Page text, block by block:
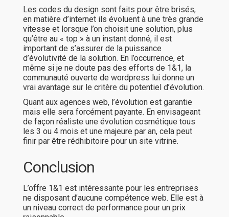
Les codes du design sont faits pour être brisés,
en matière d’internet ils évoluent à une très grande
vitesse et lorsque l’on choisit une solution, plus
qu’être au « top » à un instant donné, il est
important de s’assurer de la puissance
d’évolutivité de la solution. En l’occurrence, et
même si je ne doute pas des efforts de 1&1, la
communauté ouverte de wordpress lui donne un
vrai avantage sur le critère du potentiel d’évolution.
Quant aux agences web, l’évolution est garantie
mais elle sera forcément payante. En envisageant
de façon réaliste une évolution cosmétique tous
les 3 ou 4 mois et une majeure par an, cela peut
finir par être rédhibitoire pour un site vitrine.
Conclusion
L’offre 1&1 est intéressante pour les entreprises
ne disposant d’aucune compétence web. Elle est à
un niveau correct de performance pour un prix